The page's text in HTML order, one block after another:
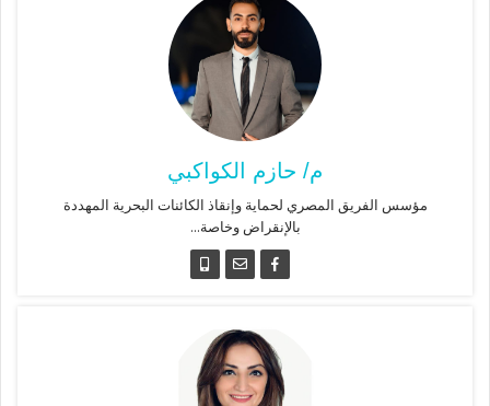
م/ حازم الكواكبي
مؤسس الفريق المصري لحماية وإنقاذ الكائنات البحرية المهددة
بالإنقراض وخاصة...